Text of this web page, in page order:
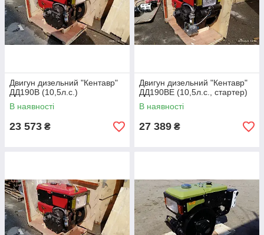
Двигун дизельний "Кентавр"
ДД190В (10,5л.с.)
В наявності
23 573 ₴
Двигун дизельний "Кентавр"
ДД190ВЕ (10,5л.с., стартер)
В наявності
27 389 ₴